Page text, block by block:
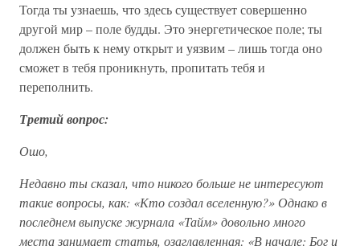
Тогда ты узнаешь, что здесь существует совершенно
другой мир – поле будды. Это энергетическое поле; ты
должен быть к нему открыт и уязвим – лишь тогда оно
сможет в тебя проникнуть, пропитать тебя и
переполнить.
Третий вопрос:
Ошо,
Недавно ты сказал, что никого больше не интересуют
такие вопросы, как: «Кто создал вселенную?» Однако в
последнем выпуске журнала «Тайм» довольно много
места занимает статья, озаглавленная: «В начале: Бог и